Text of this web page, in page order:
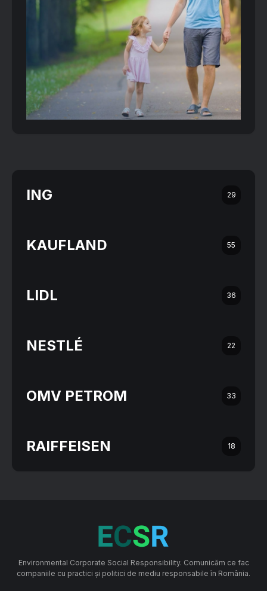
ING 29
KAUFLAND 55
LIDL 36
NESTLÉ 22
OMV PETROM 33
RAIFFEISEN 18
Environmental Corporate Social Responsibility. Comunicăm ce fac
companiile cu practici și politici de mediu responsabile în România.